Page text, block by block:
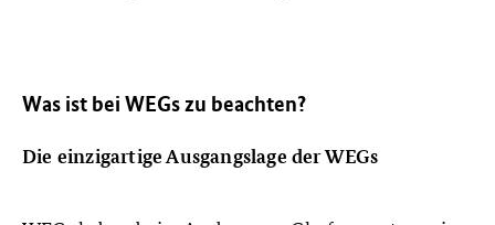
Was ist bei WEGs zu beachten?
Die einzigartige Ausgangslage der WEGs